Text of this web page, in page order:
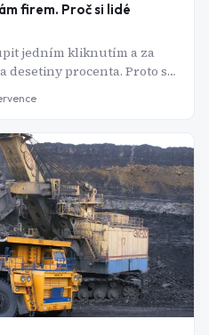
firem. Proč si lidé
jedním kliknutím a za
desetiny procenta. Proto se
pro miliony nových